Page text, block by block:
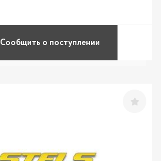
Сообщить о поступлении